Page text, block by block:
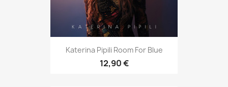
Katerina Pipili Room For Blue
12,90 €